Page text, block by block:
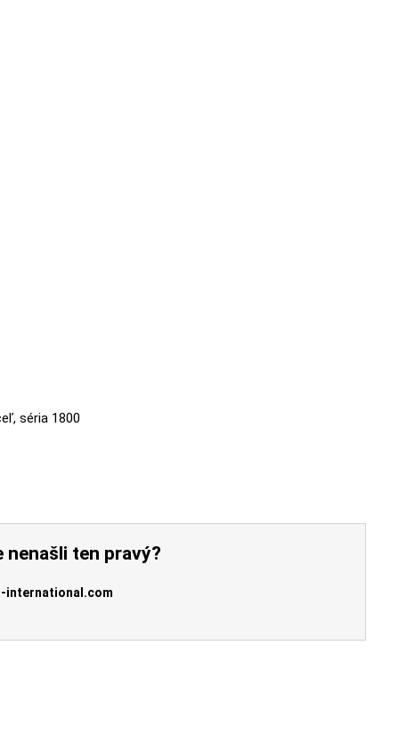
séria 1800
ten pravý?
international.com